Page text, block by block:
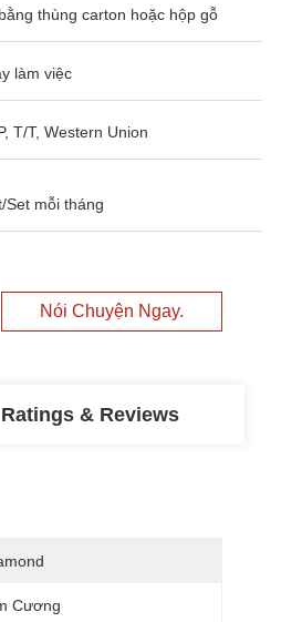
thùng carton hoặc hộp gỗ
làm việc
T/T, Western Union
Set mỗi tháng
Nói Chuyện Ngay.
Ratings & Reviews
Cương